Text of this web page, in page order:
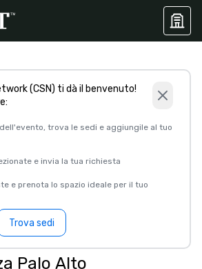
(CSN) ti dà il benvenuto!
trova le sedi e aggiungile al tuo
e invia la tua richiesta
e prenota lo spazio ideale per il tuo
Trova sedi
Palo Alto